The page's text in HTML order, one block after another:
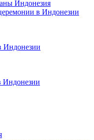
Индонезия
в Индонезии
Индонезии
Индонезии